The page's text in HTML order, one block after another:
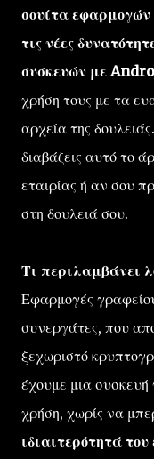
σουίτα εφαρμογών
τις νέες
συσκευών με
χρήση τους με τα
αρχεία της
διαβάζεις αυτό το
εταιρίας ή αν σου
στη δουλειά σου.
Τι περιλαμβάνει
Εφαρμογές
συνεργάτες, που
ξεχωριστό
έχουμε μια συσκευή
χρήση, χωρίς να
ιδιαιτερότητά του